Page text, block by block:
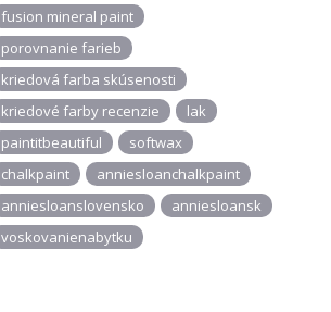
fusion mineral paint
porovnanie farieb
kriedová farba skúsenosti
kriedové farby recenzie
lak
paintitbeautiful
softwax
chalkpaint
anniesloanchalkpaint
anniesloanslovensko
anniesloansk
voskovanienabytku